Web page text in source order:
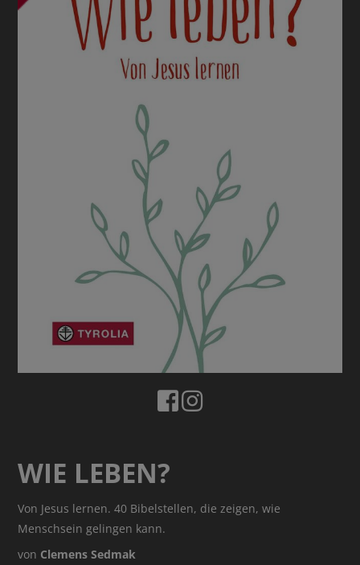
IDEEN & BEGLEITMATERIAL
WIE LEBEN?
Von Jesus lernen. 40 Bibelstellen, die zeigen, wie
Menschsein gelingen kann.
von Clemens Sedmak